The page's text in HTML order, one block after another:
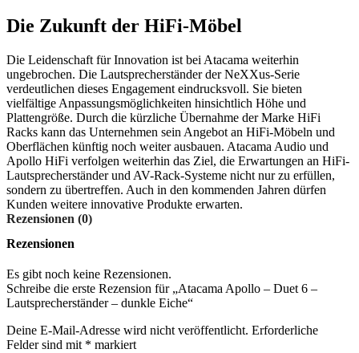
Die Zukunft der HiFi-Möbel
Die Leidenschaft für Innovation ist bei Atacama weiterhin
ungebrochen. Die Lautsprecherständer der NeXXus-Serie
verdeutlichen dieses Engagement eindrucksvoll. Sie bieten
vielfältige Anpassungsmöglichkeiten hinsichtlich Höhe und
Plattengröße. Durch die kürzliche Übernahme der Marke HiFi
Racks kann das Unternehmen sein Angebot an HiFi-Möbeln und
Oberflächen künftig noch weiter ausbauen. Atacama Audio und
Apollo HiFi verfolgen weiterhin das Ziel, die Erwartungen an HiFi-
Lautsprecherständer und AV-Rack-Systeme nicht nur zu erfüllen,
sondern zu übertreffen. Auch in den kommenden Jahren dürfen
Kunden weitere innovative Produkte erwarten.
Rezensionen (0)
Rezensionen
Es gibt noch keine Rezensionen.
Schreibe die erste Rezension für „Atacama Apollo – Duet 6 –
Lautsprecherständer – dunkle Eiche“
Deine E-Mail-Adresse wird nicht veröffentlicht. Erforderliche
Felder sind mit * markiert